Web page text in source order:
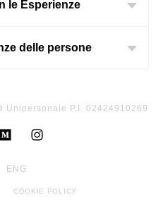
le Esperienze
delle persone
Unipersonale P.I. 02424910269
ENG
COOKIE POLICY